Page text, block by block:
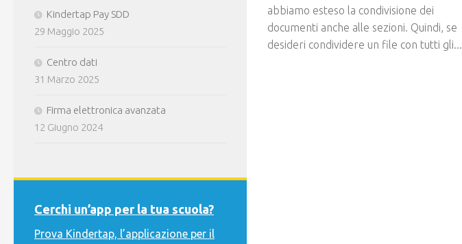
abbiamo esteso la condivisione dei
documenti anche alle sezioni. Quindi, se
desideri condividere un file con tutti gli...
Kindertap Pay SDD
29 Maggio 2025
Centro dati
31 Marzo 2025
Firma elettronica avanzata
12 Giugno 2024
Cerchi un’app per la tua scuola?
Prova Kindertap, l’applicazione per il